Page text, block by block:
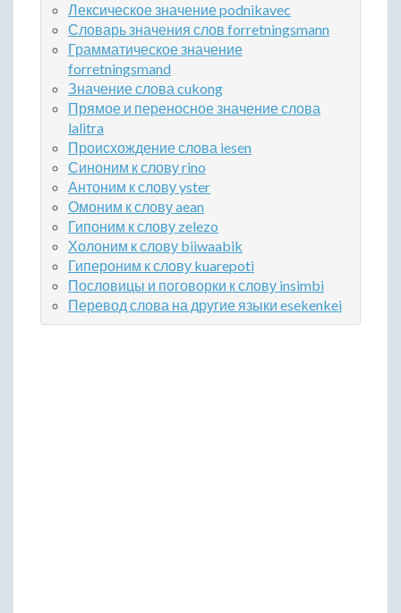
Лексическое значение podnikavec
Словарь значения слов forretningsmann
Грамматическое значение
forretningsmand
Значение слова cukong
Прямое и переносное значение слова
lalitra
Происхождение слова iesen
Синоним к слову rino
Антоним к слову yster
Омоним к слову aean
Гипоним к слову zelezo
Холоним к слову biiwaabik
Гипероним к слову kuarepoti
Пословицы и поговорки к слову insimbi
Перевод слова на другие языки esekenkei